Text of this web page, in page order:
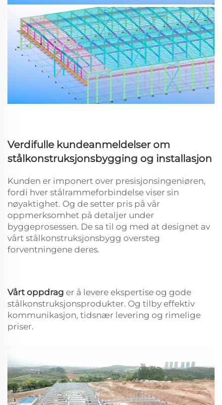
Verdifulle kundeanmeldelser om
stålkonstruksjonsbygging og installasjon
Kunden er imponert over presisjonsingeniøren,
fordi hver stålrammeforbindelse viser sin
nøyaktighet. Og de setter pris på vår
oppmerksomhet på detaljer under
byggeprosessen. De sa til og med at designet av
vårt stålkonstruksjonsbygg oversteg
forventningene deres.
Vårt oppdrag er å levere ekspertise og gode
stålkonstruksjonsprodukter. Og tilby effektiv
kommunikasjon, tidsnær levering og rimelige
priser.